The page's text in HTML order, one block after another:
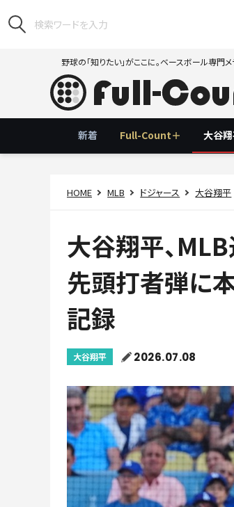
野球の「知りたい」がここに。ベースボール専門メ
新着 Full-Count＋ 大谷
HOME MLB ドジャース 大谷翔平
大谷翔平、
先頭打者弾に
記録
大谷翔平 2026.07.08